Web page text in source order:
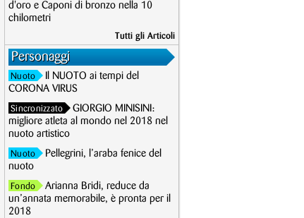
d'oro e Caponi di bronzo nella 10
chilometri
Tutti gli Articoli
Personaggi
Nuoto
Il NUOTO ai tempi del
CORONA VIRUS
Sincronizzato
GIORGIO MINISINI:
migliore atleta al mondo nel 2018 nel
nuoto artistico
Nuoto
Pellegrini, l’araba fenice del
nuoto
Fondo
Arianna Bridi, reduce da
un’annata memorabile, è pronta per il
2018